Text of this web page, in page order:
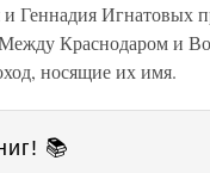
Геннадия Игнатовых
Краснодаром и
носящие их имя.
📚